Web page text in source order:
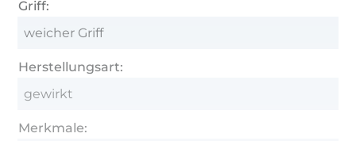
Griff:
weicher Griff
Herstellungsart:
gewirkt
Merkmale: